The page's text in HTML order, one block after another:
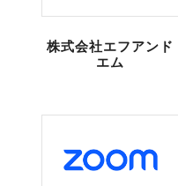
株式会社エフアンド
エム